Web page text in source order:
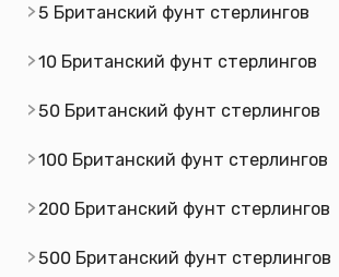
5 Британский фунт стерлингов
10 Британский фунт стерлингов
50 Британский фунт стерлингов
100 Британский фунт стерлингов
200 Британский фунт стерлингов
500 Британский фунт стерлингов